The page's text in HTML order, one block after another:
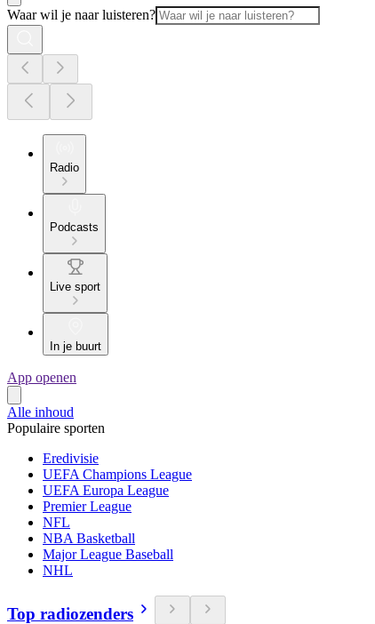
Waar wil je naar luisteren?
Radio
Podcasts
Live sport
In je buurt
App openen
Alle inhoud
Populaire sporten
Eredivisie
UEFA Champions League
UEFA Europa League
Premier League
NFL
NBA Basketball
Major League Baseball
NHL
Top radiozenders